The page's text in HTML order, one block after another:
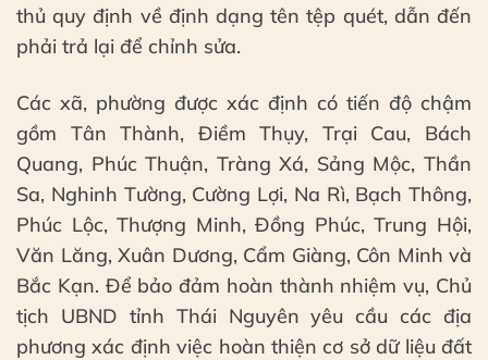
thủ quy định về định dạng tên tệp quét, dẫn đến
phải trả lại để chỉnh sửa.
Các xã, phường được xác định có tiến độ chậm
gồm Tân Thành, Điềm Thụy, Trại Cau, Bách
Quang, Phúc Thuận, Tràng Xá, Sảng Mộc, Thần
Sa, Nghinh Tường, Cường Lợi, Na Rì, Bạch Thông,
Phúc Lộc, Thượng Minh, Đồng Phúc, Trung Hội,
Văn Lăng, Xuân Dương, Cẩm Giàng, Côn Minh và
Bắc Kạn. Để bảo đảm hoàn thành nhiệm vụ, Chủ
tịch UBND tỉnh Thái Nguyên yêu cầu các địa
phương xác định việc hoàn thiện cơ sở dữ liệu đất